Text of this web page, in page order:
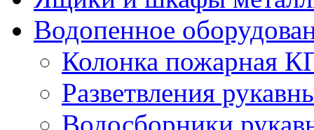
Водопенное
Колонка пожарная
Разветвления